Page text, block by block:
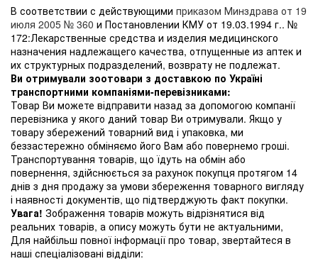
В соответствии с действующими приказом Минздрава от 19
июля 2005 № 360 и Постановлении КМУ от 19.03.1994 г.. №
172:Лекарственные средства и изделия медицинского
назначения надлежащего качества, отпущенные из аптек и
их структурных подразделений, возврату не подлежат.
Ви отримували зоотовари з доставкою по Україні
транспортними компаніями-перевізниками:
Товар Ви можете відправити назад за допомогою компанії
перевізника у якого даний товар Ви отримували. Якщо у
товару збережений товарний вид і упаковка, ми
беззастережно обміняємо його Вам або повернемо гроші.
Транспортування товарів, що їдуть на обмін або
повернення, здійснюється за рахунок покупця протягом 14
днів з дня продажу за умови збереження товарного вигляду
і наявності документів, що підтверджують факт покупки.
Увага! Зображення товарів можуть відрізнятися від
реальних товарів, а опису можуть бути не актуальними,
Для найбільш повної інформації про товар, звертайтеся в
наші спеціалізовані відділи: